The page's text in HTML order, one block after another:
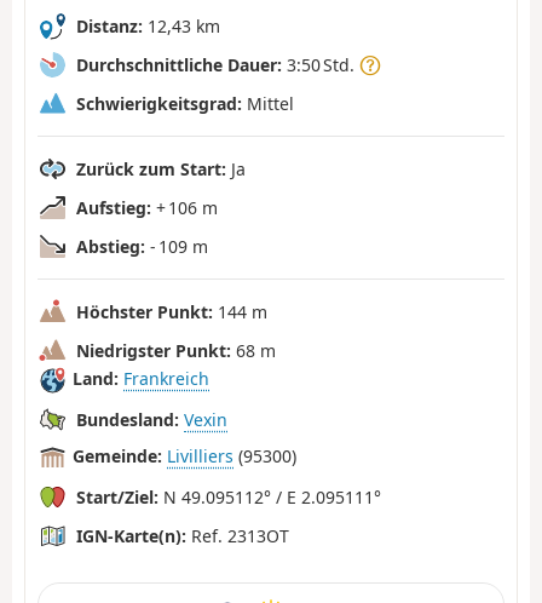
Distanz: 12,43 km
Durchschnittliche Dauer: 3:50 Std.
Schwierigkeitsgrad: Mittel
Zurück zum Start: Ja
Aufstieg: + 106 m
Abstieg: - 109 m
Höchster Punkt: 144 m
Niedrigster Punkt: 68 m
Land: Frankreich
Bundesland: Vexin
Gemeinde: Livilliers (95300)
Start/Ziel: N 49.095112° / E 2.095111°
IGN-Karte(n): Ref. 2313OT